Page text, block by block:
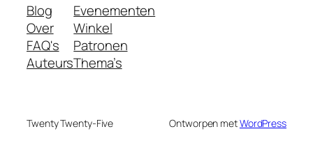
Blog
Over
FAQ's
Auteurs
Evenementen
Winkel
Patronen
Thema’s
Twenty Twenty-Five Ontworpen metWordPress